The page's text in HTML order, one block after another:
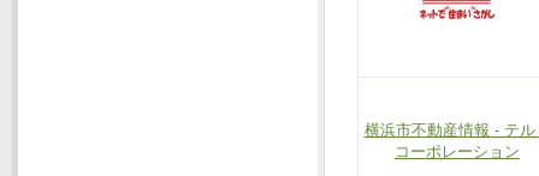
横浜市不動産情報 - テル
コーポレーション